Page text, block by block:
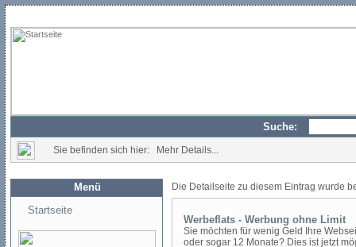
Suche:
Sie befinden sich hier: Mehr Details...
Menü
Startseite
Die Detailseite zu diesem Eintrag wurde
Werbeflats - Werbung ohne Limit
Sie möchten für wenig Geld Ihre
oder sogar 12 Monate? Dies ist jetzt